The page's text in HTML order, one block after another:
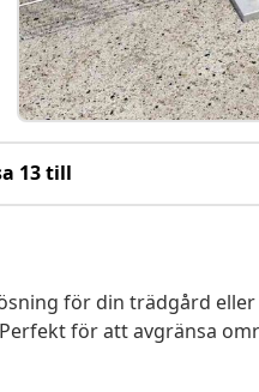
13 till
för din trädgård eller
för att avgränsa